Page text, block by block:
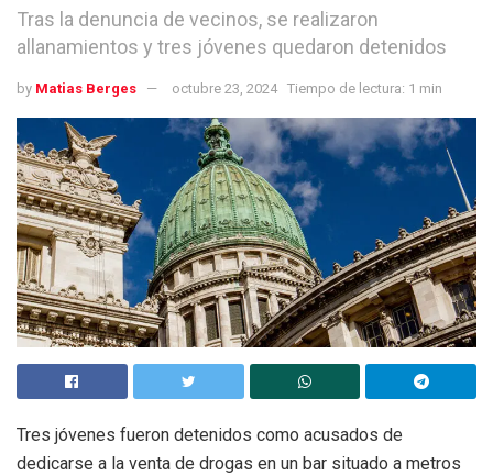
Tras la denuncia de vecinos, se realizaron
allanamientos y tres jóvenes quedaron detenidos
by Matias Berges octubre 23, 2024 Tiempo de lectura: 1 min
Tres jóvenes fueron detenidos como acusados de
dedicarse a la venta de drogas en un bar situado a metros